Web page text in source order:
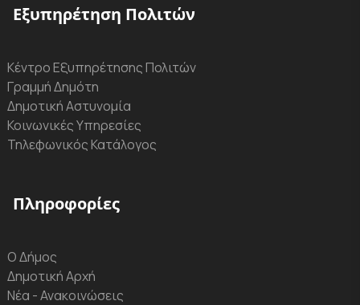
Εξυπηρέτηση Πολιτών
Κέντρο Εξυπηρέτησης Πολιτών
Γραμμή Δημότη
Δημοτική Αστυνομία
Κοινωνικές Υπηρεσίες
Τηλεφωνικός Κατάλογος
Πληροφορίες
Ο Δήμος
Δημοτική Αρχή
Νέα - Ανακοινώσεις